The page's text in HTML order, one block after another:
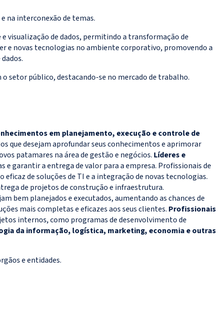
na interconexão de temas.
visualização de dados, permitindo a transformação de
e novas tecnologias no ambiente corporativo, promovendo a
setor público, destacando-se no mercado de trabalho.
em planejamento, execução e controle de
que desejam aprofundar seus conhecimentos e aprimorar
patamares na área de gestão e negócios. Líderes e
garantir a entrega de valor para a empresa. Profissionais de
de soluções de TI e a integração de novas tecnologias.
de projetos de construção e infraestrutura.
bem planejados e executados, aumentando as chances de
mais completas e eficazes aos seus clientes. Profissionais
internos, como programas de desenvolvimento de
da informação, logística, marketing, economia e outras
e entidades.